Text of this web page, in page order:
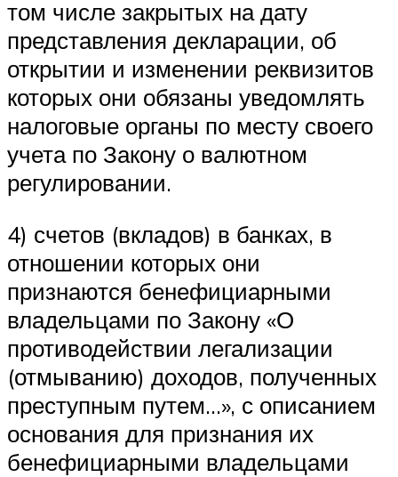
том числе закрытых на дату
представления декларации, об
открытии и изменении реквизитов
которых они обязаны уведомлять
налоговые органы по месту своего
учета по Закону о валютном
регулировании.
4) счетов (вкладов) в банках, в
отношении которых они
признаются бенефициарными
владельцами по Закону «О
противодействии легализации
(отмыванию) доходов, полученных
преступным путем…», с описанием
основания для признания их
бенефициарными владельцами